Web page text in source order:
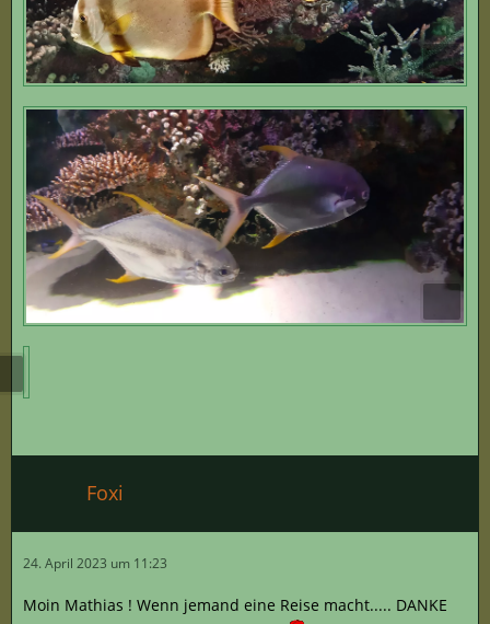
Foxi
24. April 2023 um 11:23
Moin Mathias ! Wenn jemand eine Reise macht..... DANKE